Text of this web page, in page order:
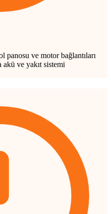
panosu ve motor bağlantıları
ve yakıt sistemi